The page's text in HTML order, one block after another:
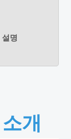
명
개